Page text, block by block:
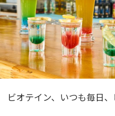
ビオテイン、いつも毎日、